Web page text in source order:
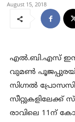
August 15, 2018
എല്‍.ബി.എസ്
വുമണ്‍
സിഗ്നല്‍
സീറ്റുകളിലേക്ക്
രാവിലെ 11ന്